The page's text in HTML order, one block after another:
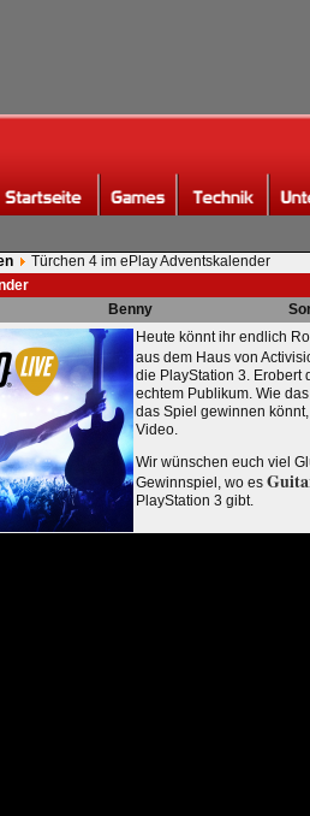
Türchen 4 im ePlay Adventskalender
Benny
Heute könnt ihr endlich
aus dem Haus von
die PlayStation 3. Erobert
echtem Publikum. Wie
das Spiel gewinnen
Video.
Wir wünschen euch viel
Gewinnspiel, wo es
PlayStation 3 gibt.